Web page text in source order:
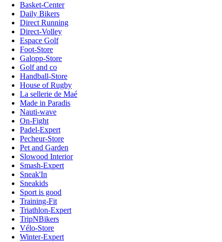
Basket-Center
Daily Bikers
Direct Running
Direct-Volley
Espace Golf
Foot-Store
Galopp-Store
Golf and co
Handball-Store
House of Rugby
La sellerie de Maé
Made in Paradis
Nauti-wave
On-Fight
Padel-Expert
Pecheur-Store
Pet and Garden
Slowood Interior
Smash-Expert
Sneak'In
Sneakids
Sport is good
Training-Fit
Triathlon-Expert
TripNBikers
Vélo-Store
Winter-Expert